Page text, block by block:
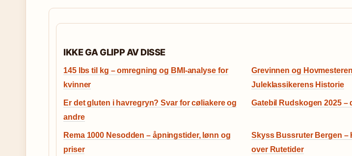
IKKE GA GLIPP AV DISSE
145 lbs til kg – omregning og BMI-analyse for
kvinner
Grevinnen og
Juleklassikerens Historie
Er det gluten i havregryn? Svar for cøliakere og
andre
Gatebil Rudskogen 2025 –
Rema 1000 Nesodden – åpningstider, lønn og
priser
Skyss Bussruter Bergen –
over Rutetider